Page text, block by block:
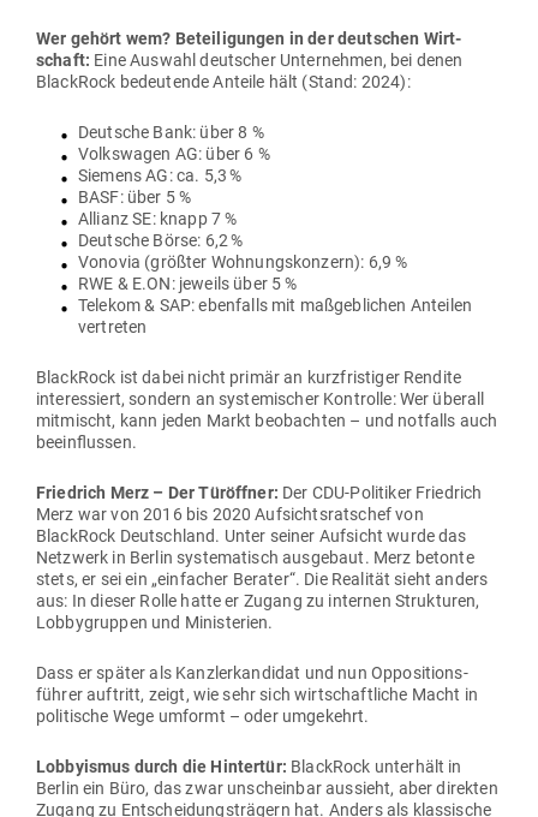
Wer gehört wem? Betei­li­gungen in der deut­schen Wirt­
schaft: Eine Auswahl deut­scher Unter­nehmen, bei denen
BlackRock bedeu­tende Anteile hält (Stand: 2024):
Deutsche Bank: über 8 %
Volks­wagen AG: über 6 %
Siemens AG: ca. 5,3 %
BASF: über 5 %
Allianz SE: knapp 7 %
Deutsche Börse: 6,2 %
Vonovia (größter Woh­nungs­konzern): 6,9 %
RWE & E.ON: jeweils über 5 %
Telekom & SAP: eben­falls mit maß­geb­lichen Anteilen
vertreten
BlackRock ist dabei nicht primär an kurz­fris­tiger Rendite
inter­es­siert, sondern an sys­te­mi­scher Kon­trolle: Wer überall
mit­mischt, kann jeden Markt beob­achten – und not­falls auch
beeinflussen.
Friedrich Merz – Der Tür­öffner: Der CDU-Poli­tiker Friedrich
Merz war von 2016 bis 2020 Auf­sichts­ratschef von
BlackRock Deutschland. Unter seiner Auf­sicht wurde das
Netzwerk in Berlin sys­te­ma­tisch aus­gebaut. Merz betonte
stets, er sei ein „ein­facher Berater“. Die Rea­lität sieht anders
aus: In dieser Rolle hatte er Zugang zu internen Struk­turen,
Lob­by­gruppen und Ministerien.
Dass er später als Kanz­ler­kan­didat und nun Oppo­si­ti­ons­
führer auf­tritt, zeigt, wie sehr sich wirt­schaft­liche Macht in
poli­tische Wege umformt – oder umgekehrt.
Lob­by­ismus durch die Hin­tertür: BlackRock unterhält in
Berlin ein Büro, das zwar unscheinbar aus­sieht, aber direkten
Zugang zu Ent­schei­dungs­trägern hat. Anders als klas­sische